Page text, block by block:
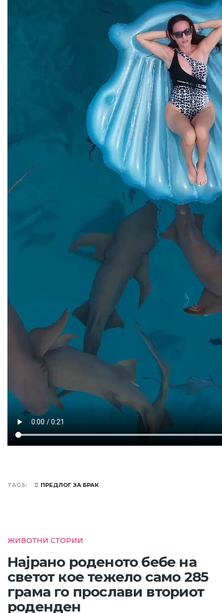
TAGS ПРЕДЛОГ ЗА БРАК
ЖИВОТНИ СТОРИИ
Најрано роденото бебе на
светот кое тежело само 285
грама го прослави вториот
роденден